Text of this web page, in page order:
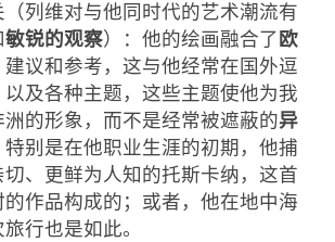
（列维对与他同时代的艺术潮流有
敏锐的观察）：他的绘画融合了欧
议和参考，这与他经常在国外逗
及各种主题，这些主题使他为我
的形象，而不是经常被遮蔽的异
特别是在他职业生涯的初期，他捕
、更鲜为人知的托斯卡纳，这首
作品构成的；或者，他在地中海
行也是如此。